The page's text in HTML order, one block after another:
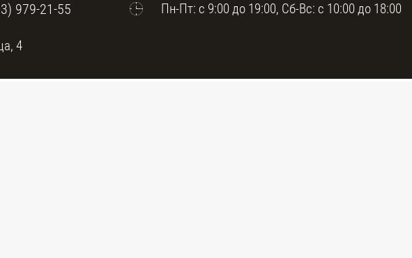
979-21-55 Пн-Пт: с 9:00 до 19:00, Сб-Вс: с 10:00 до 18:00
4